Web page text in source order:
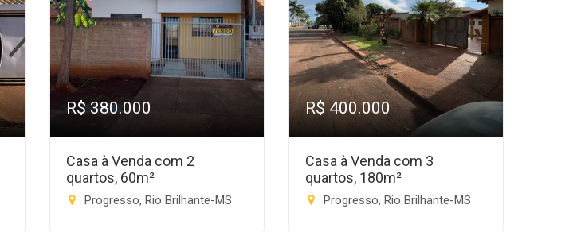
R$ 380.000
Casa à Venda com 2
quartos, 60m²
Progresso, Rio Brilhante-MS
R$ 400.000
Casa à Venda com 3
quartos, 180m²
Progresso, Rio Brilhante-MS